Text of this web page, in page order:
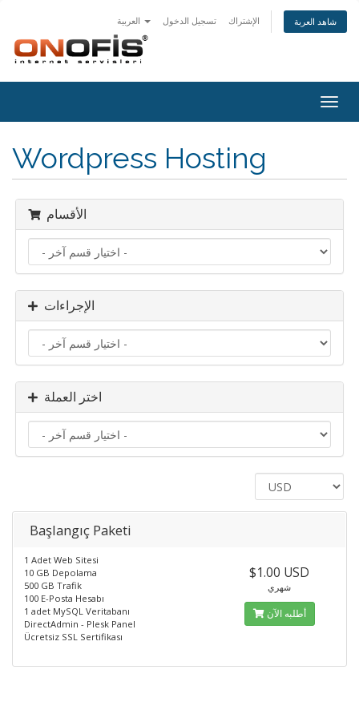
تسجيل الدخول الإشتراك شاهد العربة
Wordpress Hosting
الأقسام
الإجراءات
اختر العملة
Başlangıç Paketi
1 Adet Web Sitesi
10 GB Depolama
500 GB Trafik
100 E-Posta Hesabı
1 adet MySQL Veritabanı
DirectAdmin - Plesk Panel
Ücretsiz SSL Sertifikası
$1.00 USD
شهري
أطلبه الآن